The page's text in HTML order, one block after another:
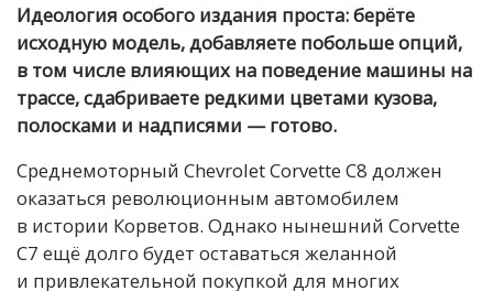
Идеология особого издания проста: берёте
исходную модель, добавляете побольше опций,
в том числе влияющих на поведение машины на
трассе, сдабриваете редкими цветами кузова,
полосками и надписями — готово.
Среднемоторный Chevrolet Corvette C8 должен
оказаться революционным автомобилем
в истории Корветов. Однако нынешний Corvette
C7 ещё долго будет оставаться желанной
и привлекательной покупкой для многих